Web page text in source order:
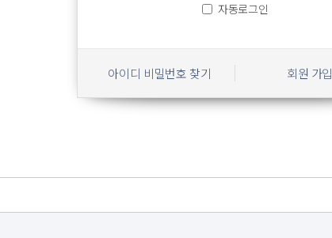
자동로그인
아이디 비밀번호 찾기 회원 가입